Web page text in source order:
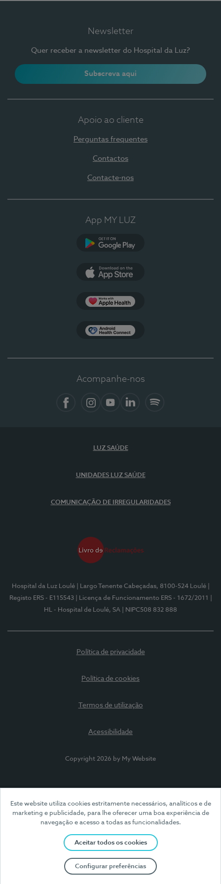
Este website utiliza cookies estritamente necessários, analíticos e de
marketing e publicidade, para lhe oferecer uma boa experiência de
navegação e acesso a todas as funcionalidades.
Aceitar todos os cookies
Configurar preferências
Newsletter
Quer receber a newsletter do Hospital da Luz?
Subscreva aqui
Apoio ao cliente
Perguntas frequentes
Contactos
Contacte-nos
App MY LUZ
Acompanhe-nos
LUZ SAÚDE
UNIDADES LUZ SAÚDE
COMUNICAÇÃO DE IRREGULARIDADES
Hospital da Luz Loulé | Largo Tenente Cabeçadas, 8100-524 Loulé
Registo ERS - E115543
| Licença de Funcionamento ERS - 1672/2011
HL - Hospital de Loulé, SA
| NIPC508 832 888
Política de privacidade
Política de cookies
Termos de utilização
Acessibilidade
Copyright 2026 by My Website